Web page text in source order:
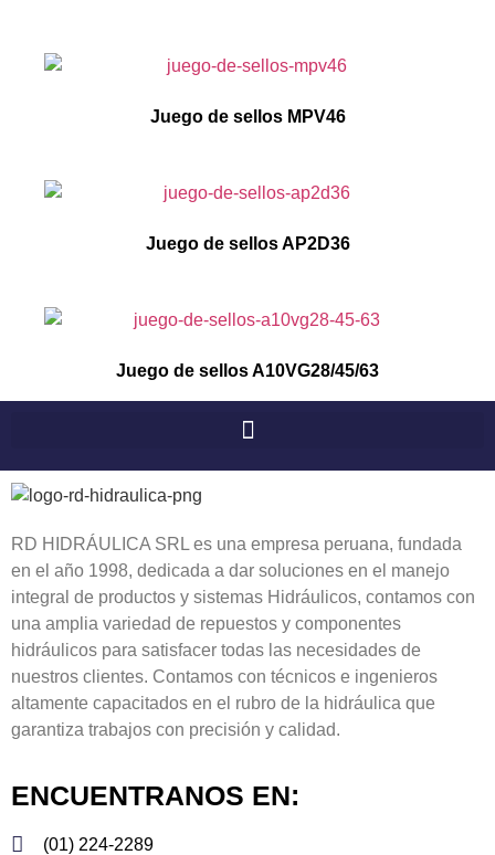
Juego de sellos MPV46
Juego de sellos AP2D36
Juego de sellos A10VG28/45/63
RD HIDRÁULICA SRL es una empresa peruana, fundada
en el año 1998, dedicada a dar soluciones en el manejo
integral de productos y sistemas Hidráulicos, contamos con
una amplia variedad de repuestos y componentes
hidráulicos para satisfacer todas las necesidades de
nuestros clientes. Contamos con técnicos e ingenieros
altamente capacitados en el rubro de la hidráulica que
garantiza trabajos con precisión y calidad.
ENCUENTRANOS EN:
(01) 224-2289